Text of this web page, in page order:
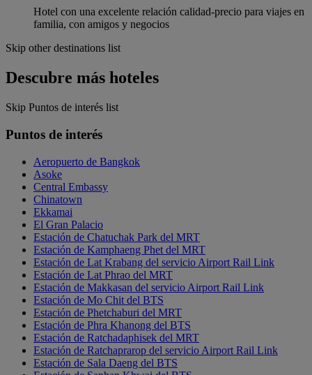
Hotel con una excelente relación calidad-precio para viajes en
familia, con amigos y negocios
Skip other destinations list
Descubre más hoteles
Skip Puntos de interés list
Puntos de interés
Aeropuerto de Bangkok
Asoke
Central Embassy
Chinatown
Ekkamai
El Gran Palacio
Estación de Chatuchak Park del MRT
Estación de Kamphaeng Phet del MRT
Estación de Lat Krabang del servicio Airport Rail Link
Estación de Lat Phrao del MRT
Estación de Makkasan del servicio Airport Rail Link
Estación de Mo Chit del BTS
Estación de Phetchaburi del MRT
Estación de Phra Khanong del BTS
Estación de Ratchadaphisek del MRT
Estación de Ratchaprarop del servicio Airport Rail Link
Estación de Sala Daeng del BTS